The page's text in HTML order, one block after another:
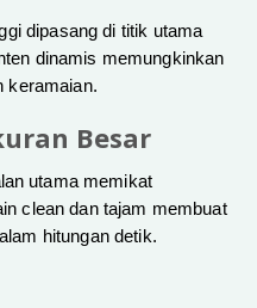
dipasang di titik utama
dinamis memungkinkan
keramaian.
Besar
utama memikat
clean dan tajam membuat
hitungan detik.